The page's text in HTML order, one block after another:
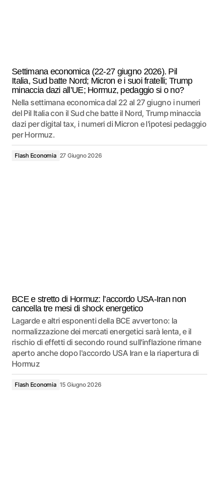
Settimana economica (22-27 giugno 2026). Pil
Italia, Sud batte Nord; Micron e i suoi fratelli; Trump
minaccia dazi all’UE; Hormuz, pedaggio si o no?
Nella settimana economica dal 22 al 27 giugno i numeri
del Pil Italia con il Sud che batte il Nord, Trump minaccia
dazi per digital tax, i numeri di Micron e l'ipotesi pedaggio
per Hormuz.
Flash Economia 27 Giugno 2026
BCE e stretto di Hormuz: l’accordo USA-Iran non
cancella tre mesi di shock energetico
Lagarde e altri esponenti della BCE avvertono: la
normalizzazione dei mercati energetici sarà lenta, e il
rischio di effetti di secondo round sull'inflazione rimane
aperto anche dopo l'accordo USA Iran e la riapertura di
Hormuz
Flash Economia 15 Giugno 2026